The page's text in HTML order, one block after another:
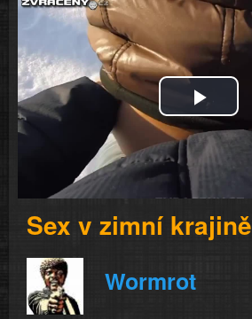
Play
Video
Sex v zimní krajině
Wormrot